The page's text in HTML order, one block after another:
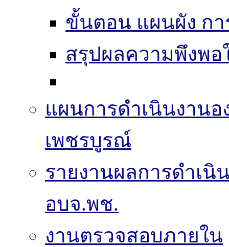
ขั้นตอน แผนผัง ก
สรุปผลความพึงพอ
แผนการดำเนินงาน
เพชรบูรณ์
รายงานผลการดำเ
อบจ.พช.
งานตรวจสอบภายใน